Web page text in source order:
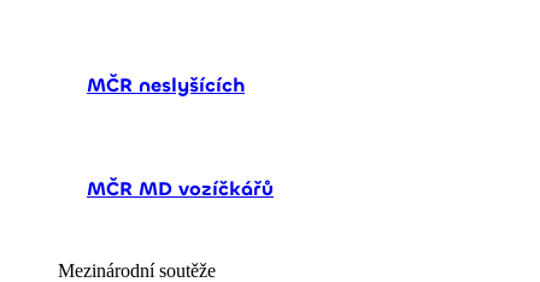
MČR neslyšících
MČR MD vozíčkářů
Mezinárodní soutěže